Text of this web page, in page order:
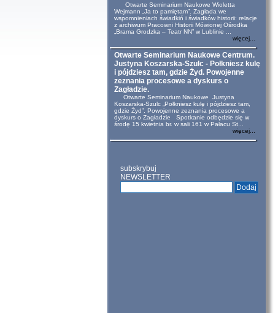
Otwarte Seminarium Naukowe Wioletta
Wejmann „Ja to pamiętam”. Zagłada we
wspomnieniach świadkiń i świadków historii: relacje
z archiwum Pracowni Historii Mówionej Ośrodka
„Brama Grodzka – Teatr NN” w Lublinie ...
więcej...
Otwarte Seminarium Naukowe Centrum.
Justyna Koszarska-Szulc - Połkniesz kulę
i pójdziesz tam, gdzie Żyd. Powojenne
zeznania procesowe a dyskurs o
Zagładzie.
Otwarte Seminarium Naukowe Justyna
Koszarska-Szulc „Połkniesz kulę i pójdziesz tam,
gdzie Żyd”. Powojenne zeznania procesowe a
dyskurs o Zagładzie Spotkanie odbędzie się w
środę 15 kwietnia br. w sali 161 w Pałacu St...
więcej...
subskrybuj
NEWSLETTER